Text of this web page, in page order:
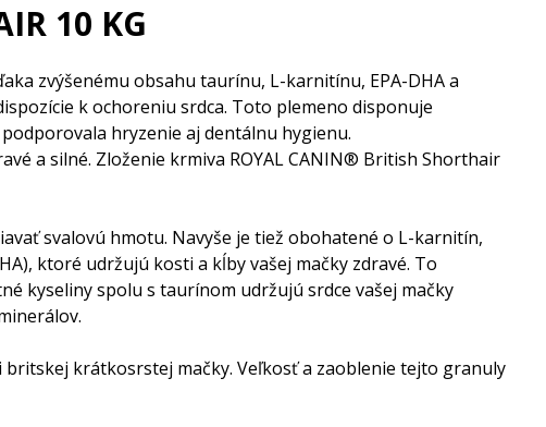
10 KG
zvýšenému obsahu taurínu, L-karnitínu, EPA-DHA a
k ochoreniu srdca. Toto plemeno disponuje
hryzenie aj dentálnu hygienu.
a silné. Zloženie krmiva ROYAL CANIN® British Shorthair
svalovú hmotu. Navyše je tiež obohatené o L-karnitín,
ktoré udržujú kosti a kĺby vašej mačky zdravé. To
kyseliny spolu s taurínom udržujú srdce vašej mačky
krátkosrstej mačky. Veľkosť a zaoblenie tejto granuly